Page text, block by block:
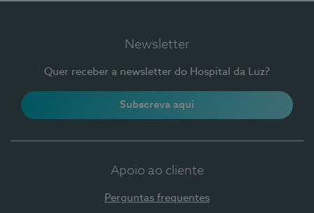
Newsletter
Quer receber a newsletter do Hospital da Luz?
Subscreva aqui
Apoio ao cliente
Perguntas frequentes